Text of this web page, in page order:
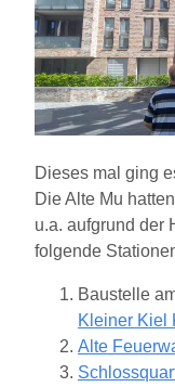
Dieses mal ging
Die Alte Mu
u.a. aufgrund der
folgende
Baustelle
Kleiner Kiel
Alte